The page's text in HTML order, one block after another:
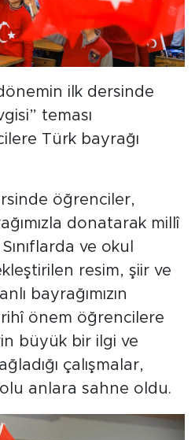
ilk dersinde
teması
Türk bayrağı
öğrenciler,
donatarak millî
ve okul
resim, şiir ve
bayrağımızın
önem öğrencilere
büyük bir ilgi ve
çalışmalar,
anlara sahne oldu.